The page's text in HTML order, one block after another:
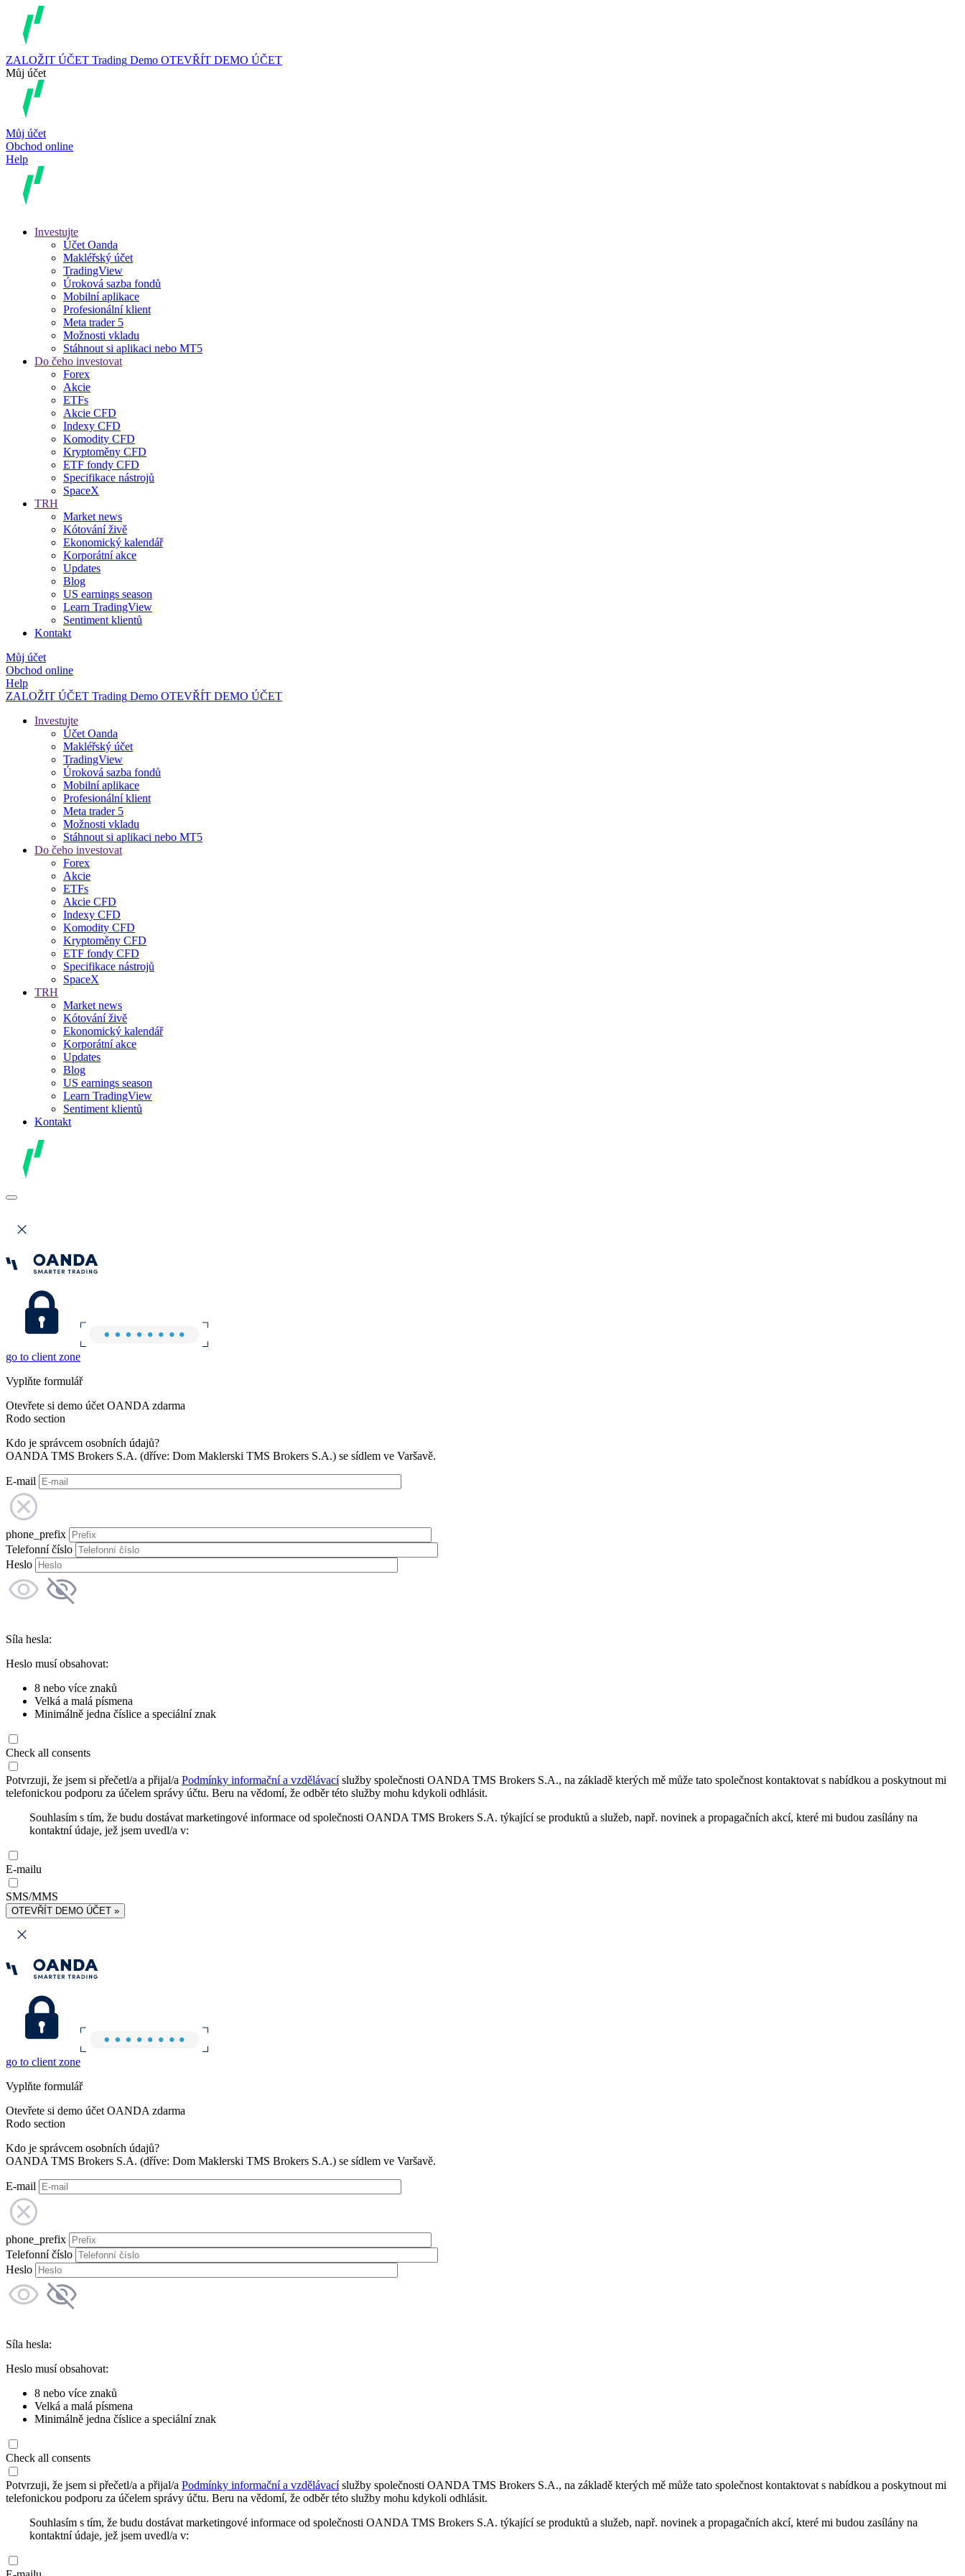
ZALOŽIT ÚČET Trading Demo OTEVŘÍT DEMO ÚČET
Můj účet
Můj účet
Obchod online
Help
Investujte
Účet Oanda
Makléřský účet
TradingView
Úroková sazba fondů
Mobilní aplikace
Profesionální klient
Meta trader 5
Možnosti vkladu
Stáhnout si aplikaci nebo MT5
Do čeho investovat
Forex
Akcie
ETFs
Akcie CFD
Indexy CFD
Komodity CFD
Kryptoměny CFD
ETF fondy CFD
Specifikace nástrojů
SpaceX
TRH
Market news
Kótování živě
Ekonomický kalendář
Korporátní akce
Updates
Blog
US earnings season
Learn TradingView
Sentiment klientů
Kontakt
Můj účet
Obchod online
Help
ZALOŽIT ÚČET Trading Demo OTEVŘÍT DEMO ÚČET
Investujte
Účet Oanda
Makléřský účet
TradingView
Úroková sazba fondů
Mobilní aplikace
Profesionální klient
Meta trader 5
Možnosti vkladu
Stáhnout si aplikaci nebo MT5
Do čeho investovat
Forex
Akcie
ETFs
Akcie CFD
Indexy CFD
Komodity CFD
Kryptoměny CFD
ETF fondy CFD
Specifikace nástrojů
SpaceX
TRH
Market news
Kótování živě
Ekonomický kalendář
Korporátní akce
Updates
Blog
US earnings season
Learn TradingView
Sentiment klientů
Kontakt
go to client zone
Vyplňte formulář
Otevřete si demo účet OANDA zdarma
Rodo section
Kdo je správcem osobních údajů?
OANDA TMS Brokers S.A. (dříve: Dom Maklerski TMS Brokers S.A.) se sídlem ve Varšavě.
E-mail
phone_prefix
Telefonní číslo
Heslo
Síla hesla:
Heslo musí obsahovat:
8 nebo více znaků
Velká a malá písmena
Minimálně jedna číslice a speciální znak
Check all consents
Potvrzuji, že jsem si přečetl/a a přijal/a Podmínky informační a vzdělávacíslužby společnosti OANDA TMS Brokers S.A., na základě kterých mě může tato společnost kontaktovat s nabídkou a poskytnout mi
telefonickou podporu za účelem správy účtu. Beru na vědomí, že odběr této služby mohu kdykoli odhlásit.
Souhlasím s tím, že budu dostávat marketingové informace od společnosti OANDA TMS Brokers S.A. týkající se produktů a služeb, např. novinek a propagačních akcí, které mi budou zasílány na
kontaktní údaje, jež jsem uvedl/a v:
E-mailu
SMS/MMS
OTEVŘÍT DEMO ÚČET »
go to client zone
Vyplňte formulář
Otevřete si demo účet OANDA zdarma
Rodo section
Kdo je správcem osobních údajů?
OANDA TMS Brokers S.A. (dříve: Dom Maklerski TMS Brokers S.A.) se sídlem ve Varšavě.
E-mail
phone_prefix
Telefonní číslo
Heslo
Síla hesla:
Heslo musí obsahovat:
8 nebo více znaků
Velká a malá písmena
Minimálně jedna číslice a speciální znak
Check all consents
Potvrzuji, že jsem si přečetl/a a přijal/a Podmínky informační a vzdělávacíslužby společnosti OANDA TMS Brokers S.A., na základě kterých mě může tato společnost kontaktovat s nabídkou a poskytnout mi
telefonickou podporu za účelem správy účtu. Beru na vědomí, že odběr této služby mohu kdykoli odhlásit.
Souhlasím s tím, že budu dostávat marketingové informace od společnosti OANDA TMS Brokers S.A. týkající se produktů a služeb, např. novinek a propagačních akcí, které mi budou zasílány na
kontaktní údaje, jež jsem uvedl/a v: